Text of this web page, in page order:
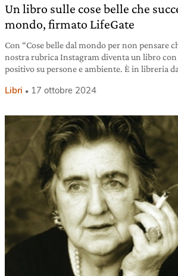
Un libro sulle cose belle che
mondo, firmato LifeGate
Con “Cose belle dal mondo per non pensare
nostra rubrica Instagram diventa un libro
positivo su persone e ambiente. È in libreria
Libri 17 ottobre 2024